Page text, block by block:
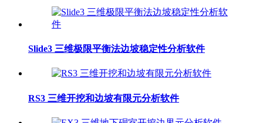
Slide3 三维极限平衡法边坡稳定性分析软件
RS3 三维开挖和边坡有限元分析软件